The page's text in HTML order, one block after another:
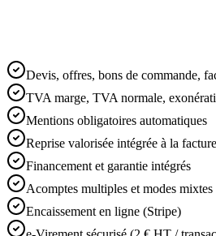
Devis, offres, bons de commande,
TVA marge, TVA normale,
Mentions obligatoires automatiques
Reprise valorisée intégrée à la facture
Financement et garantie intégrés
Acomptes multiples et modes mixtes
Encaissement en ligne (Stripe)